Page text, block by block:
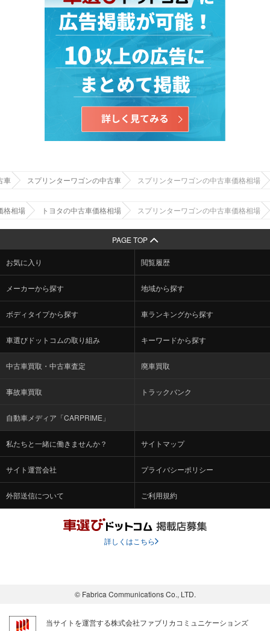
車 スプリンターワゴンの中古車 スプリンターワゴンの中古車価格相場
格相場 トヨタの中古車価格相場 スプリンターワゴンの中古車価格相場
PAGE TOP
お気に入り 閲覧履歴
メーカーから探す 地域から探す
ボディタイプから探す 車ランキングから探す
車選びドットコムの取り組み キーワードから探す
中古車買取・中古車査定 廃車買取
事故車買取 トラックバンク
自動車メディア「CARPRIME」
私たちと一緒に働きませんか？ サイトマップ
サイト運営会社 プライバシーポリシー
外部送信について ご利用規約
詳しくはこちら
© Fabrica Communications Co., LTD.
当サイトを運営する株式会社ファブリカコミュニケーションズ